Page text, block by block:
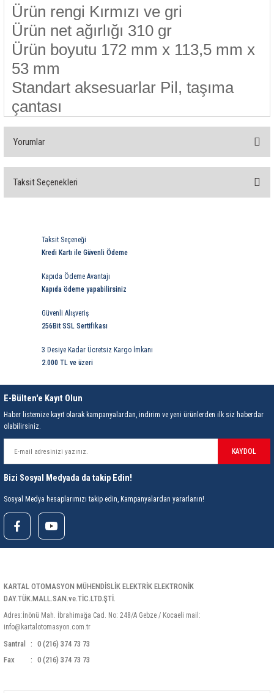
Ürün rengi Kırmızı ve gri
Ürün net ağırlığı 310 gr
Ürün boyutu 172 mm x 113,5 mm x
53 mm
Standart aksesuarlar Pil, taşıma
çantası
Yorumlar
Taksit Seçenekleri
3 Desiye Kadar Ücretsiz Kargo İmkanı
2.000 TL ve üzeri
Kapıda Ödeme Avantajı
Kapıda ödeme yapabilirsiniz
Güvenli Alışveriş
256Bit SSL Sertifikası
Taksit Seçeneği
Kredi Kartı ile Güvenli Ödeme
E-Bülten'e Kayıt Olun
Haber listemize kayıt olarak kampanyalardan, indirim ve yeni ürünlerden ilk siz haberdar
olabilirsiniz.
KAYDOL
Bizi Sosyal Medyada da takip Edin!
Sosyal Medya hesaplarımızı takip edin, Kampanyalardan yararlanın!
KARTAL OTOMASYON MÜHENDİSLİK ELEKTRİK ELEKTRONİK
DAY.TÜK.MALL.SAN.ve.TİC.LTD.ŞTİ.
Adres:İnönü Mah. İbrahimağa Cad. No: 248/A Gebze / Kocaeli mail:
info@kartalotomasyon.com.tr
Santral
0 (216) 374 73 73
Fax
0 (216) 374 73 73